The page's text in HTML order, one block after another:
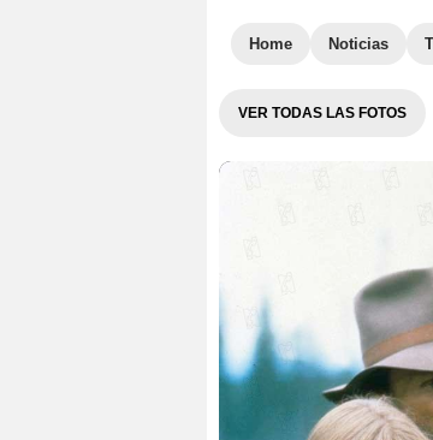
Home Noticias
VER TODAS LAS FOTOS